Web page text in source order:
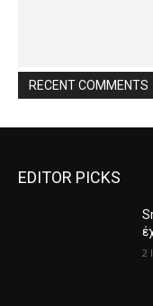
RECENT COMMENTS
EDITOR PICKS
2